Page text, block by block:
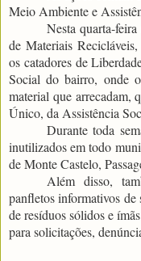
Meio Ambiente e
Nesta quarta-
de Materiais
os catadores de
Social do bairro, onde
material que arrecadam,
Único, da Assistência
Durante toda
inutilizados em todo
de Monte Castelo,
Além disso,
panfletos informativos de
de resíduos sólidos e
para solicitações,